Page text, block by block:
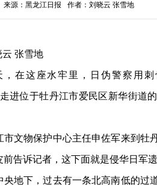
来源：黑龙江日报 作者：刘晓云 张雪地
张雪地
，在这座水牢里，日伪警察用
进位于牡丹江市爱民区新华街道
市文物保护中心主任申佐军来到牡
告诉记者，这下面就是侵华日军遗
央地下，过去有一条北高南低的过